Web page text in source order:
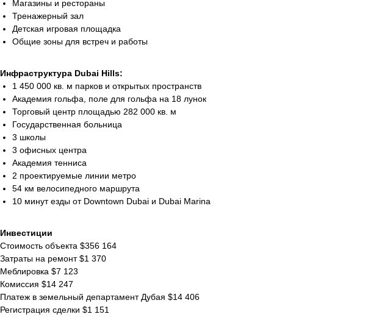
Магазины и рестораны
Тренажерный зал
Детская игровая площадка
Общие зоны для встреч и работы
Инфраструктура Dubai Hills:
1 450 000 кв. м парков и открытых пространств
Академия гольфа, поле для гольфа на 18 лунок
Торговый центр площадью 282 000 кв. м
Государственная больница
3 школы
3 офисных центра
Академия тенниса
2 проектируемые линии метро
54 км велосипедного маршрута
10 минут езды от Downtown Dubai и Dubai Marina
Инвестиции
Стоимость объекта $356 164
Затраты на ремонт $1 370
Меблировка $7 123
Комиссия $14 247
Платеж в земельный департамент Дубая $14 406
Регистрация сделки $1 151